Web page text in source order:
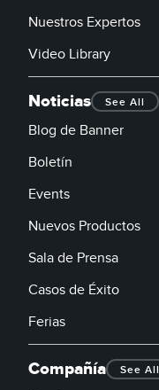
Nuestros Expertos
Video Library
Noticias See All
Blog de Banner
Boletín
Events
Nuevos Productos
Sala de Prensa
Casos de Éxito
Ferias
Compañía See All